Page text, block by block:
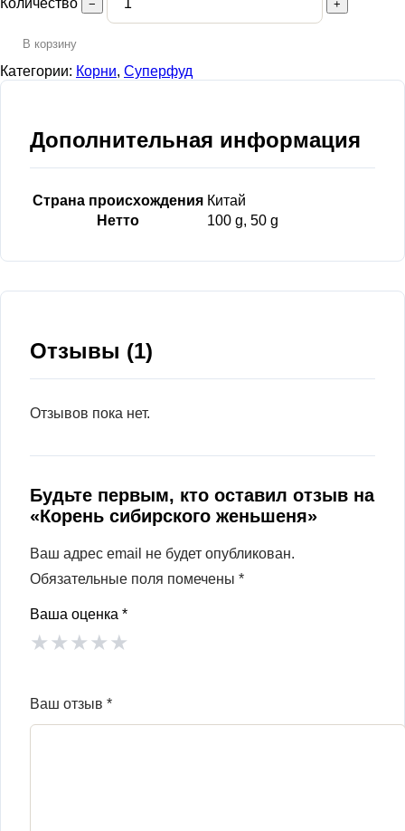
Количество − +
В корзину
Категории: Корни, Суперфуд
Дополнительная информация
Страна происхождения Китай
Нетто
100 g, 50 g
Отзывы (1)
Отзывов пока нет.
Будьте первым, кто оставил отзыв на
«Корень сибирского женьшеня»
Ваш адрес email не будет опубликован.
Обязательные поля помечены *
Ваша оценка *
★★★★★
Ваш отзыв *